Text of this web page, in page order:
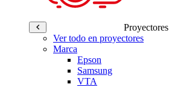
Proyectores
Ver todo en proyectores
Marca
Epson
Samsung
VTA